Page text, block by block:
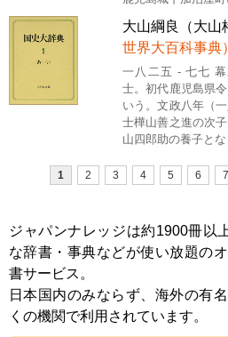
大山綱良（大山
世界大百科事典）
一八二五 - 七七
士。初代鹿児島県
いう。文政八年（
士樺山善之進の次
山四郎助の養子と
1 2 3 4 5 6 7
ジャパンナレッジは約1900冊以
な辞書・事典などが使い放題の
書サービス。
日本国内のみならず、海外の有
くの機関で利用されています。